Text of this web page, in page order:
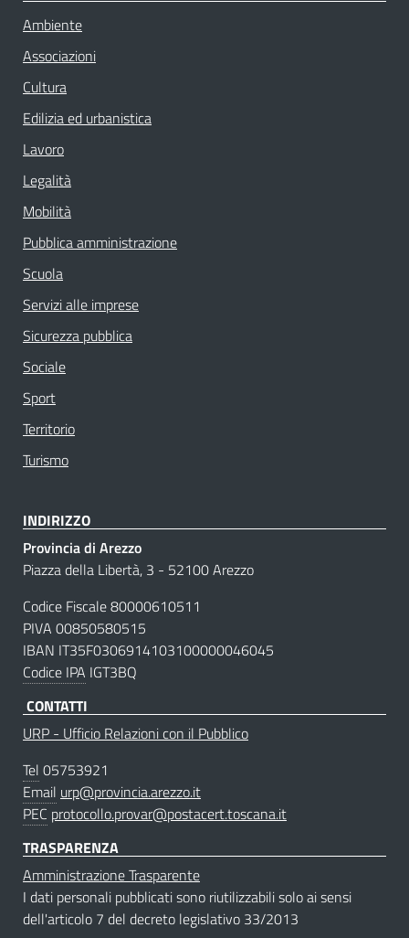
Ambiente
Associazioni
Cultura
Edilizia ed urbanistica
Lavoro
Legalità
Mobilità
Pubblica amministrazione
Scuola
Servizi alle imprese
Sicurezza pubblica
Sociale
Sport
Territorio
Turismo
INDIRIZZO
Provincia di Arezzo
Piazza della Libertà, 3 - 52100 Arezzo
Codice Fiscale 80000610511
PIVA 00850580515
IBAN IT35F0306914103100000046045
Codice IPA IGT3BQ
CONTATTI
URP - Ufficio Relazioni con il Pubblico
Tel 05753921
Email urp@provincia.arezzo.it
PEC protocollo.provar@postacert.toscana.it
TRASPARENZA
Amministrazione Trasparente
I dati personali pubblicati sono riutilizzabili solo ai sensi
dell'articolo 7 del decreto legislativo 33/2013